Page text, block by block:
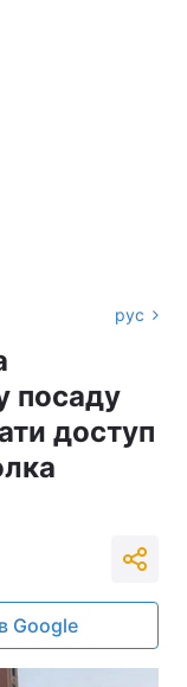
рус
посаду
доступ
Google